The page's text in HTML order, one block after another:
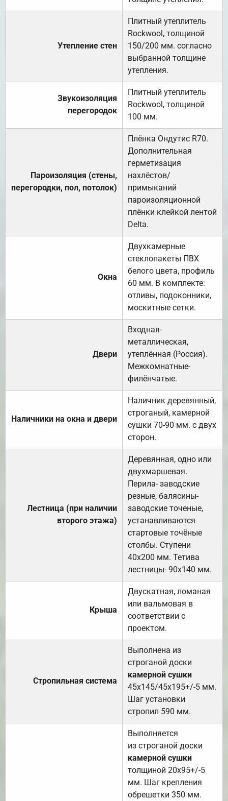
Утепление стен
Плитный утеплитель
Rockwool, толщиной
150/200 мм. согласно
выбранной толщине
утепления.
Звукоизоляция
перегородок
Плитный утеплитель
Rockwool, толщиной
100 мм.
Пароизоляция (стены,
перегородки, пол, потолок)
Плёнка Ондутис R70.
Дополнительная
герметизация
нахлёстов/
примыканий
пароизоляционной
плёнки клейкой лентой
Delta.
Окна
Двухкамерные
стеклопакеты ПВХ
белого цвета, профиль
60 мм. В комплекте:
отливы, подоконники,
москитные сетки.
Двери
Входная-
металлическая,
утеплённая (Россия).
Межкомнатные-
филёнчатые.
Наличники на окна и двери
Наличник деревянный,
строганый, камерной
сушки 70-90 мм. с двух
сторон.
Лестница (при наличии
второго этажа)
Деревянная, одно или
двухмаршевая.
Перила- заводские
резные, балясины-
заводские точеные,
устанавливаются
стартовые точёные
столбы. Ступени
40х200 мм. Тетива
лестницы- 90х140 мм.
Крыша
Двускатная, ломаная
или вальмовая в
соответствии с
проектом.
Стропильная система
Выполнена из
строганой доски
камерной сушки
45х145/45х195+/-5 мм.
Шаг установки
стропил 590 мм.
Выполняется
из строганой доски
камерной сушки
толщиной 20х95+/-5
мм. Шаг крепления
обрешетки 350 мм.